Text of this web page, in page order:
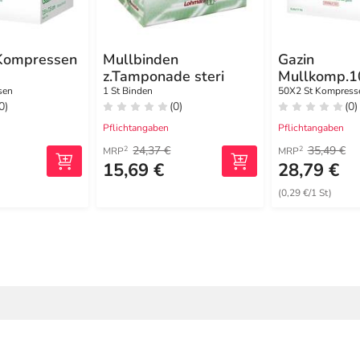
Mullbinden
z.Tamponade steri
1 St Binden
(0)
Pflichtangaben
MRP2 24,37 €
15,69 €
Gazin
steril 8fach
50X2 St
(0)
Pflichtangaben
MRP2 35,49 €
28,79 €
(0,29 €/1 St)